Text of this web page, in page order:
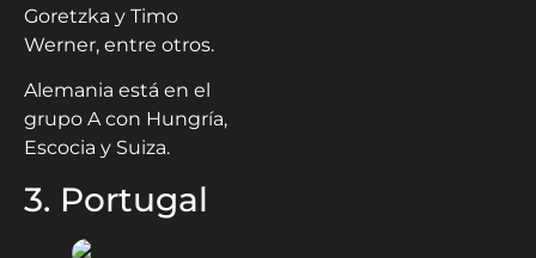
Goretzka y Timo
Werner, entre otros.
Alemania está en el
grupo A con Hungría,
Escocia y Suiza.
3. Portugal